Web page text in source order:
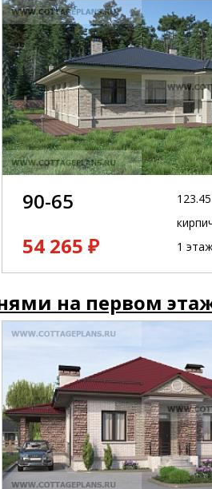
90-65
54 265 ₽
1
на первом